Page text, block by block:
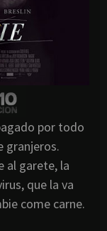
por todo
granjeros.
al garete, la
que la va
come carne.